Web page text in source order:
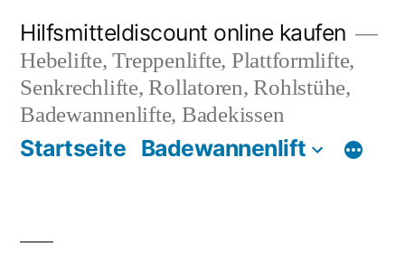
Inhalt
springen
Hilfsmitteldiscount online kaufen
Hebelifte, Treppenlifte, Plattformlifte,
Senkrechlifte, Rollatoren, Rohlstühe,
Badewannenlifte, Badekissen
Startseite Badewannenlift